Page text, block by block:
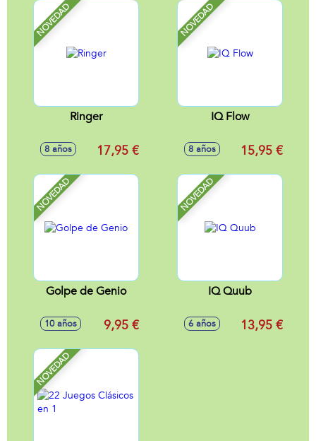
NOVEDAD
Ringer
8 años 17,95 €
NOVEDAD
IQ Flow
8 años 15,95 €
NOVEDAD
Golpe de Genio
10 años 9,95 €
NOVEDAD
IQ Quub
6 años 13,95 €
NOVEDAD